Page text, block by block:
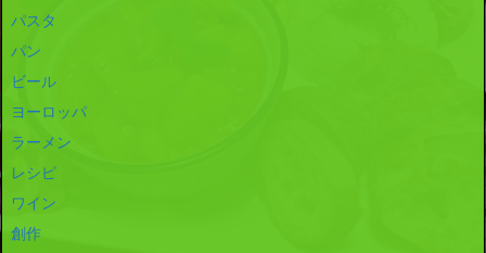
パスタ
パン
ビール
ヨーロッパ
ラーメン
レシピ
ワイン
創作